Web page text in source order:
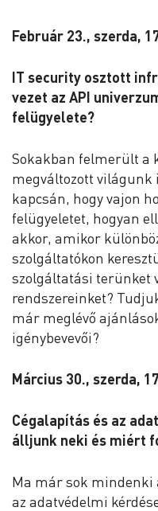
Február 23., szerda,
IT security osztott
vezet az API
felügyelete?
Sokakban felmerült a
megváltozott
kapcsán, hogy vajon
felügyeletet, hogyan
akkor, amikor
szolgáltatókon
szolgáltatási terünket
rendszereinket?
már meglévő
igénybevevői?
Március 30., szerda,
Cégalapítás és az
álljunk neki és miért
Ma már sok mindenki
az adatvédelmi